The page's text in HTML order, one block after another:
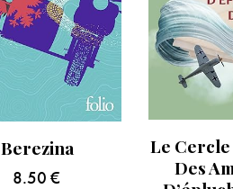
Berezina
8.50€
Le
Des